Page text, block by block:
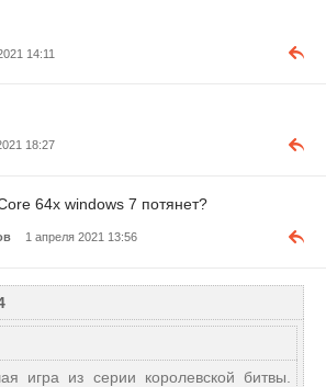
14:11
18:27
64x windows 7 потянет?
1 апреля 2021 13:56
игра из серии королевской битвы.